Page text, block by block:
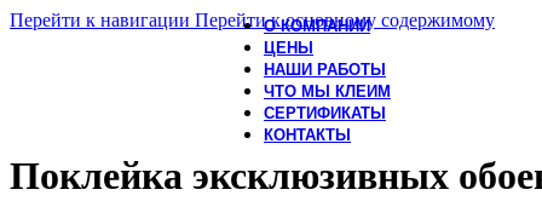
Перейти к навигации Перейти к основному содержимому
О КОМПАНИИ
ЦЕНЫ
НАШИ РАБОТЫ
ЧТО МЫ КЛЕИМ
СЕРТИФИКАТЫ
КОНТАКТЫ
Поклейка эксклюзивных